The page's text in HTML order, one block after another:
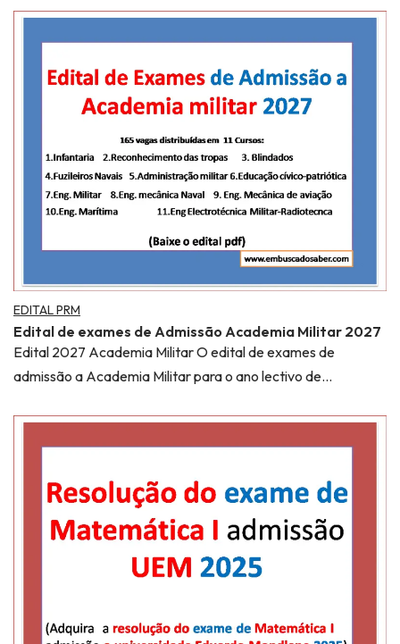
EDITAL PRM
Edital de exames de Admissão Academia Militar 2027
Edital 2027 Academia Militar O edital de exames de
admissão a Academia Militar para o ano lectivo de…